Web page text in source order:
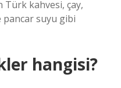
kahvesi, çay,
pancar suyu gibi
hangisi?